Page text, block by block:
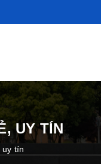
UY TÍN
tín